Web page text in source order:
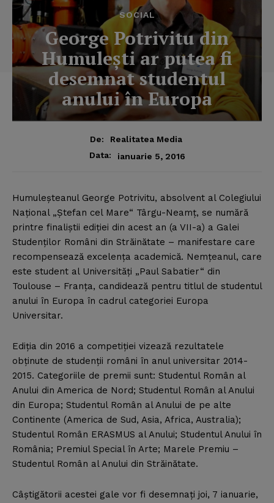
SOCIAL
George Potrivitu din
Humuleşti ar putea fi
desemnat studentul
anului în Europa
De:
Realitatea Media
Data:
ianuarie 5, 2016
Humuleşteanul George Potrivitu, absolvent al Colegiului
Naţional „Ştefan cel Mare“ Târgu-Neamţ, se numără
printre finaliştii ediţiei din acest an (a VII-a) a Galei
Studenţilor Români din Străinătate – manifestare care
recompensează excelenţa academică. Nemţeanul, care
este student al Universităţi „Paul Sabatier“ din
Toulouse – Franţa, candidează pentru titlul de studentul
anului în Europa în cadrul categoriei Europa
Universitar.
Ediţia din 2016 a competiţiei vizează rezultatele
obţinute de studenţii români în anul universitar 2014-
2015. Categoriile de premii sunt: Studentul Român al
Anului din America de Nord; Studentul Român al Anului
din Europa; Studentul Român al Anului de pe alte
Continente (America de Sud, Asia, Africa, Australia);
Studentul Român ERASMUS al Anului; Studentul Anului în
România; Premiul Special în Arte; Marele Premiu –
Studentul Român al Anului din Străinătate.
Câştigătorii acestei gale vor fi desemnaţi joi, 7 ianuarie,